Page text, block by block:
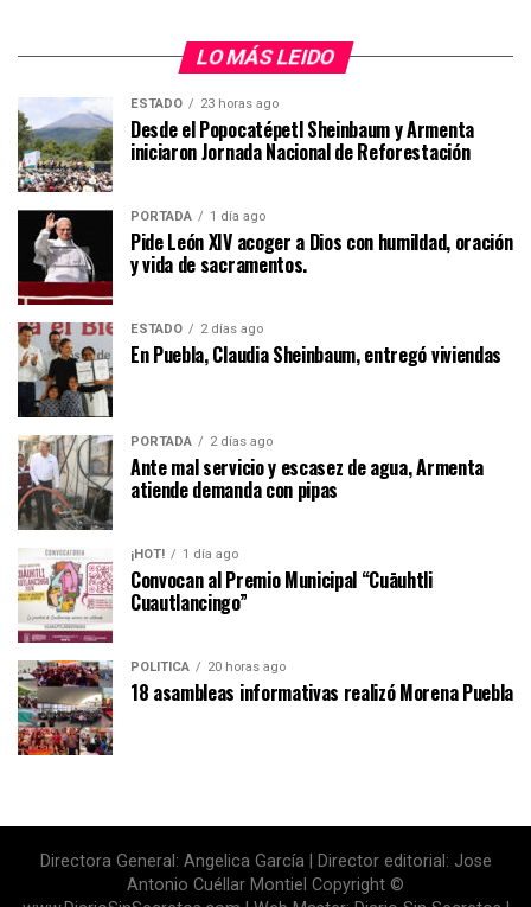
LO MÁS LEIDO
ESTADO 23 horas ago
Desde el Popocatépetl Sheinbaum y Armenta
iniciaron Jornada Nacional de Reforestación
PORTADA 1 día ago
Pide León XIV acoger a Dios con humildad, oración
y vida de sacramentos.
ESTADO 2 días ago
En Puebla, Claudia Sheinbaum, entregó viviendas
PORTADA 2 días ago
Ante mal servicio y escasez de agua, Armenta
atiende demanda con pipas
¡HOT! 1 día ago
Convocan al Premio Municipal “Cuāuhtli
Cuautlancingo”
POLITICA 20 horas ago
18 asambleas informativas realizó Morena Puebla
Directora General: Angelica García | Director editorial: Jose
Antonio Cuéllar Montiel Copyright ©